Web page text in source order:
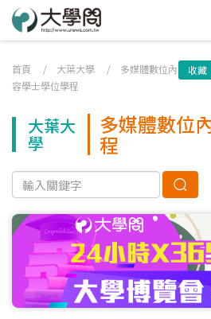
首頁 / 大葉大學 / 多媒體數位內
容學士學位學程
收藏
大葉大
學
多媒體數位
程